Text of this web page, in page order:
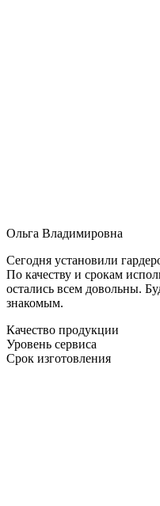
Ольга Владимировна
Сегодня установили
По качеству и срокам
остались всем довольны.
знакомым.
Качество продукции
Уровень сервиса
Срок изготовления